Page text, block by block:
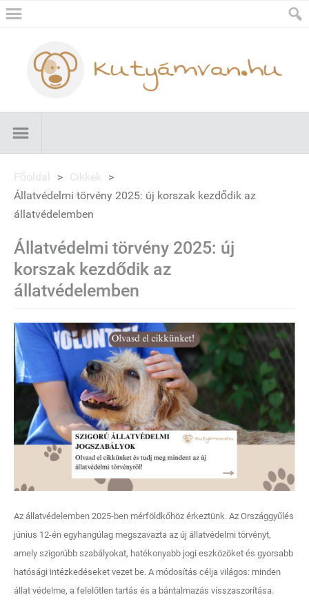
Főoldal > Cikkek
>
Állatvédelmi törvény 2025: új korszak kezdődik az
állatvédelemben
Állatvédelmi törvény 2025: új
korszak kezdődik az
állatvédelemben
Az állatvédelemben 2025-ben mérföldkőhöz érkeztünk. Az Országgyűlés
június 12-én egyhangúlag megszavazta az új állatvédelmi törvényt,
amely szigorúbb szabályokat, hatékonyabb jogi eszközöket és gyorsabb
hatósági intézkedéseket vezet be. A módosítás célja világos: minden
állat védelme, a felelőtlen tartás és a bántalmazás visszaszorítása.